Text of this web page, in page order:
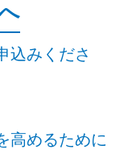
込みくださ
高めるために